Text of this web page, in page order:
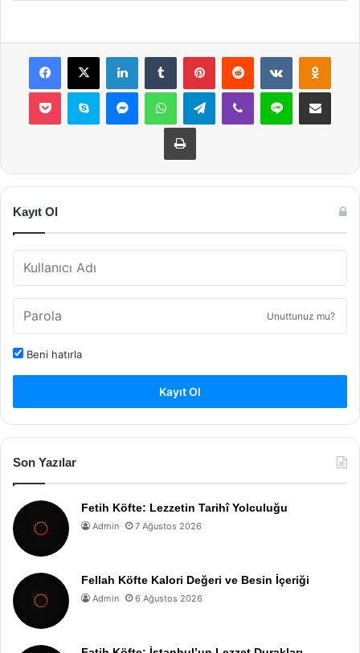
Facebook
X LinkedInTumblr PinterestReddit VKontakte
Pocket Skype MessengerWhatsAppTelegramViber Line E-Posta ile
Yazdır
Kayıt Ol
Unuttunuz mu?
Beni hatırla
Kayıt Ol
Son Yazılar
Fetih Köfte: Lezzetin Tarihî Yolculuğu
Admin 7 Ağustos 2026
Fellah Köfte Kalori Değeri ve Besin İçeriği
Admin 6 Ağustos 2026